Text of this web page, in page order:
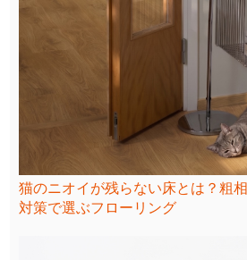
猫のニオイが残らない床とは？粗
対策で選ぶフローリング